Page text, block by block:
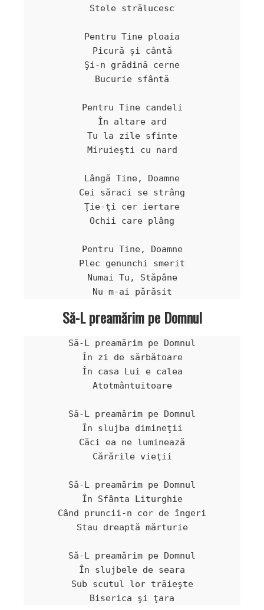
Stele strălucesc
Pentru Tine ploaia
Picură şi cântă
Şi-n grădină cerne
Bucurie sfântă
Pentru Tine candeli
În altare ard
Tu la zile sfinte
Miruieşti cu nard
Lângă Tine, Doamne
Cei săraci se strâng
Ţie-ţi cer iertare
Ochii care plâng
Pentru Tine, Doamne
Plec genunchi smerit
Numai Tu, Stăpâne
Să-L preamărim pe Domnul
Să-L preamărim pe Domnul
În zi de sărbătoare
În casa Lui e calea
Atotmântuitoare
Să-L preamărim pe Domnul
În slujba dimineţii
Căci ea ne luminează
Cărările vieţii
Să-L preamărim pe Domnul
În Sfânta Liturghie
Când pruncii-n cor de îngeri
Stau dreaptă mărturie
Să-L preamărim pe Domnul
În slujbele de seara
Sub scutul lor trăieşte